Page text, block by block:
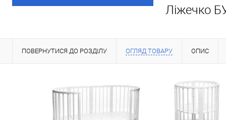
Ліжечко
ПОВЕРНУТИСЯ ДО РОЗДІЛУ ОГЛЯД ТОВАРУ ОПИС